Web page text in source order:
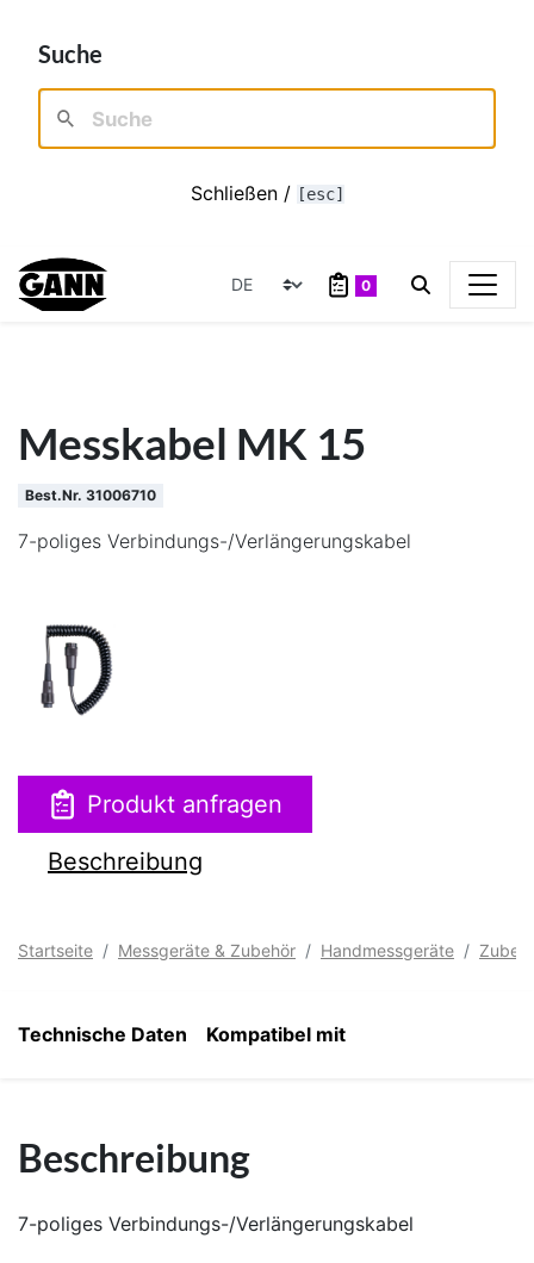
Suche
Schließen / [esc]
0
Messkabel MK 15
Best.Nr. 31006710
7-poliges Verbindungs-/Verlängerungskabel
Produkt anfragen
Beschreibung
Startseite Messgeräte & Zubehör Handmessgeräte
Technische Daten Kompatibel mit
Beschreibung
7-poliges Verbindungs-/Verlängerungskabel